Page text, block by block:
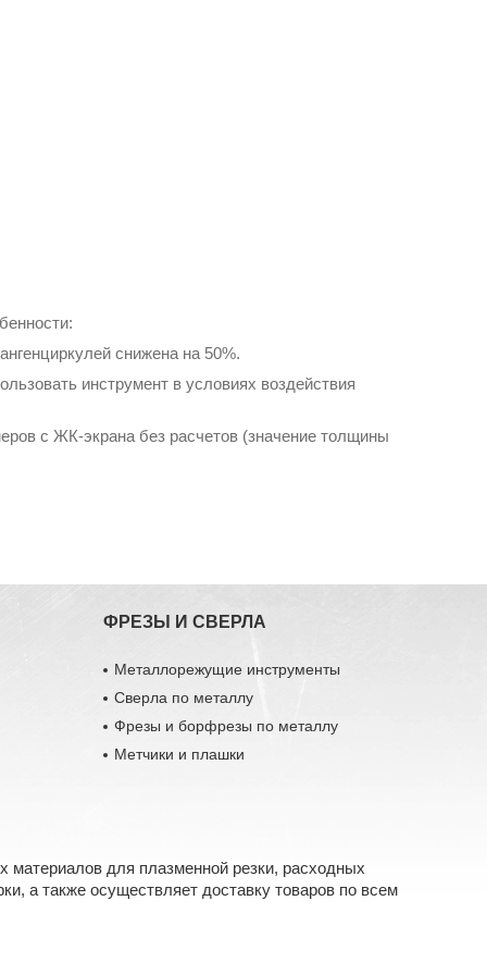
снижена на 50%.
инструмент в условиях воздействия
с ЖК-экрана без расчетов (значение толщины
ФРЕЗЫ И СВЕРЛА
Металлорежущие инструменты
Сверла по металлу
Фрезы и борфрезы по металлу
Метчики и плашки
для плазменной резки, расходных
а также осуществляет доставку товаров по всем